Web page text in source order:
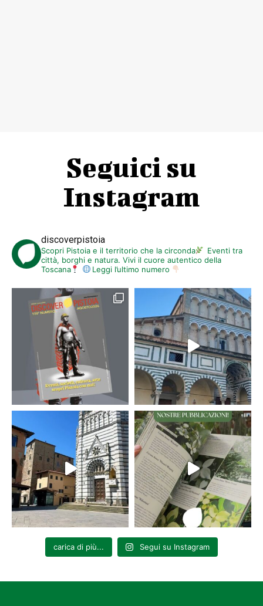
Seguici su
Instagram
discoverpistoia
Scopri Pistoia e il territorio che la circonda
Eventi tra
città, borghi e natura. Vivi il cuore autentico della
Toscana
Leggi l’ultimo numero
carica di più... Segui su Instagram